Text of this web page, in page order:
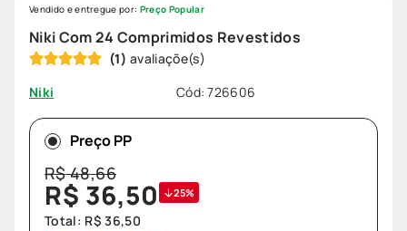
Niki Com 24 Comprimidos Revestidos
(1)
Niki
Cód:726606
Vendido e entregue por: Preço Popular
Preço PP
R$48,66
R$ 36,50 25%
Total: R$ 36,50